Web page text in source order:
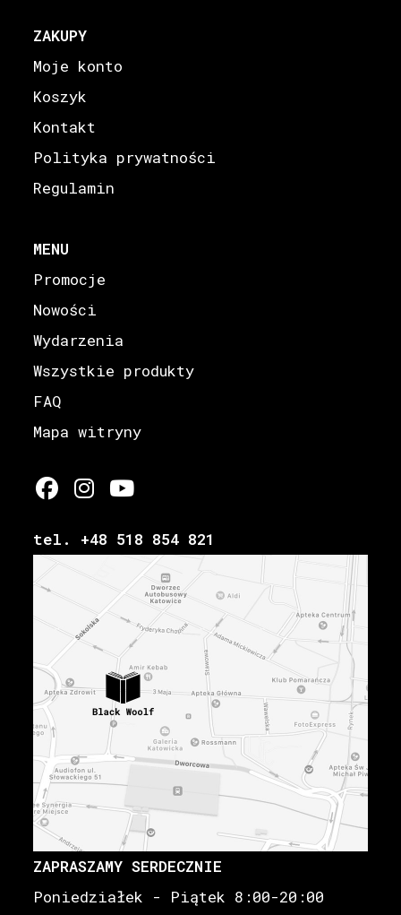
ZAKUPY
Moje konto
Koszyk
Kontakt
Polityka prywatności
Regulamin
MENU
Promocje
Nowości
Wydarzenia
Wszystkie produkty
FAQ
Mapa witryny
tel. +48 518 854 821
ZAPRASZAMY SERDECZNIE
Poniedziałek - Piątek 8:00-20:00